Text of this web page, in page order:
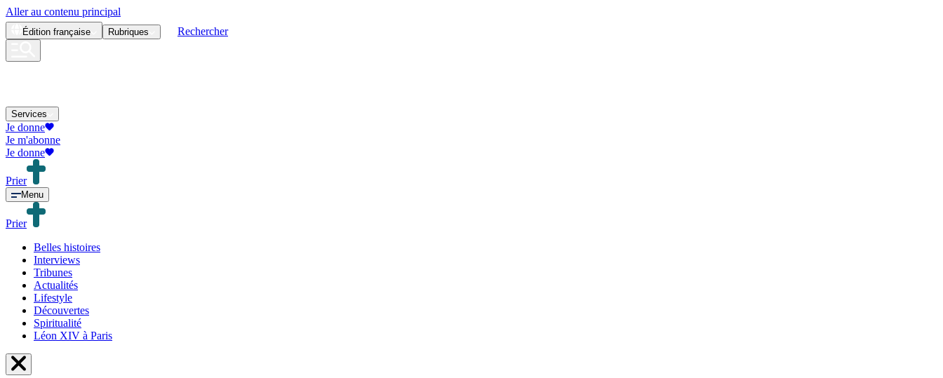
Aller au contenu principal
Édition française Rubriques Rechercher
Services
Je donne
Je m'abonne
Je donne
Prier
Menu
Prier
Belles histoires
Interviews
Tribunes
Actualités
Lifestyle
Découvertes
Spiritualité
Léon XIV à Paris